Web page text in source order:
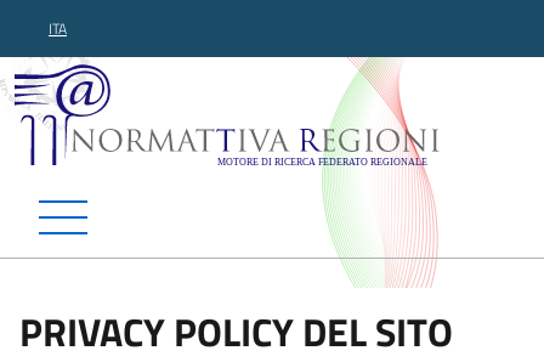
ITA
Normattiva Regioni -
PRIVACY POLICY DEL SITO